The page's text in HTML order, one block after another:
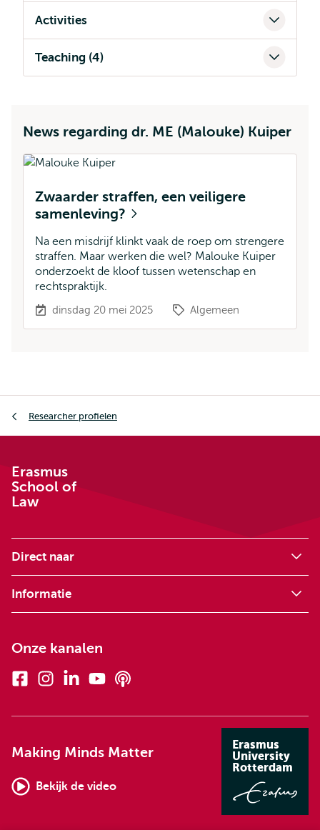
Activities
Teaching (4)
News regarding dr. ME (Malouke) Kuiper
Zwaarder straffen, een veiligere
samenleving?
Na een misdrijf klinkt vaak de roep om strengere
straffen. Maar werken die wel? Malouke Kuiper
onderzoekt de kloof tussen wetenschap en
rechtspraktijk.
dinsdag 20 mei 2025 Algemeen
Researcher profielen
Erasmus
School of
Law
Direct naar
Informatie
Onze kanalen
FacebookInstagramLinkedinYoutube
Making Minds Matter
Bekijk de video
Erasmus
University
Rotterdam